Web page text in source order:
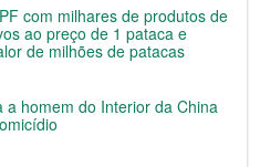
com milhares de produtos de
ao preço de 1 pataca e
de milhões de patacas
a homem do Interior da China